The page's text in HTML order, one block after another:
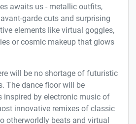
awaits us - metallic outfits,
garde cuts and surprising
elements like virtual goggles,
or cosmic makeup that glows
will be no shortage of futuristic
The dance floor will be
inspired by electronic music of
innovative remixes of classic
otherworldly beats and virtual